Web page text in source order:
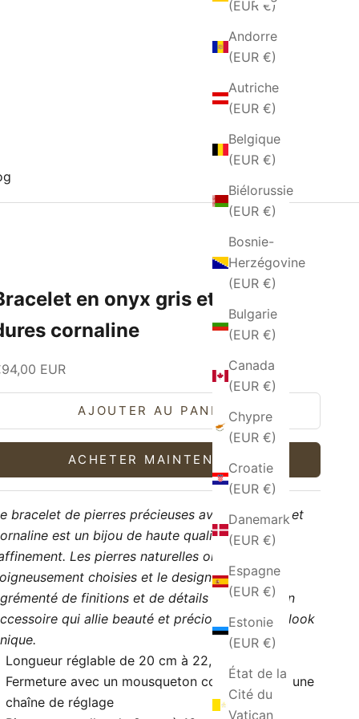
(EUR €)
Andorre
(EUR €)
Autriche
(EUR €)
Belgique
(EUR €)
Biélorussie
(EUR €)
Bosnie-
Herzégovine
(EUR €)
Bulgarie
(EUR €)
Canada
(EUR €)
Chypre
(EUR €)
Croatie
(EUR €)
Danemark
(EUR €)
Espagne
(EUR €)
Estonie
(EUR €)
État de la
Cité du
Vatican
en onyx gris et pierres
cornaline
de vente
EUR
AJOUTER AU PANIER
ACHETER MAINTENANT
bracelet de pierres précieuses avec onyx gris et
est un bijou de haute qualité et de
Les pierres naturelles ont été
choisies et le design élégant est
de finitions et de détails minutieux. Un
qui allie beauté et préciosité pour un look
Longueur réglable de 20 cm à 22,5 cm
Fermeture avec un mousqueton confortable et une
chaîne de réglage